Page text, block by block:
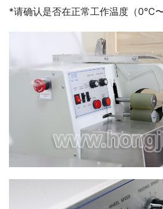
*请确认是否在正常工作温度（0℃